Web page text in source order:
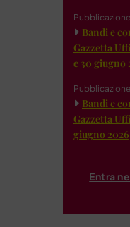
Bandi e
Gazzetta
e 30 giugno
Bandi e
Gazzetta
giugno 2026
Entra